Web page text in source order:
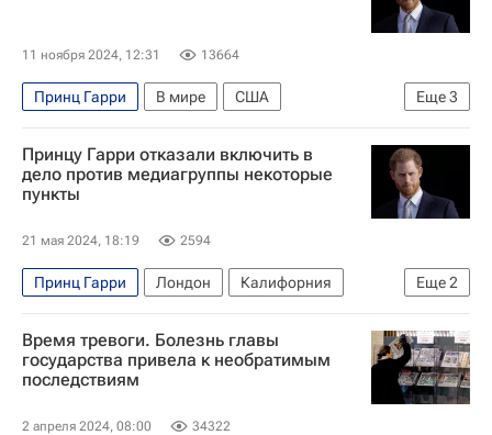
Министерство внутренней безопасности США
11 ноября 2024, 12:31 13664
Еще3
Принц Гарри В мире
США
Великобритания
Дональд Трамп
Меган Маркл
Принцу Гарри отказали включить в
дело против медиагруппы некоторые
пункты
21 мая 2024, 18:19 2594
Еще2
Принц Гарри Лондон
Калифорния
Меган Маркл
Sun
Время тревоги. Болезнь главы
государства привела к необратимым
последствиям
2 апреля 2024, 08:00 34322